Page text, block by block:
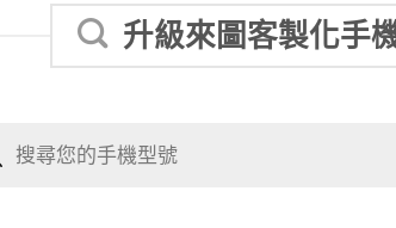
升級來圖客製化手